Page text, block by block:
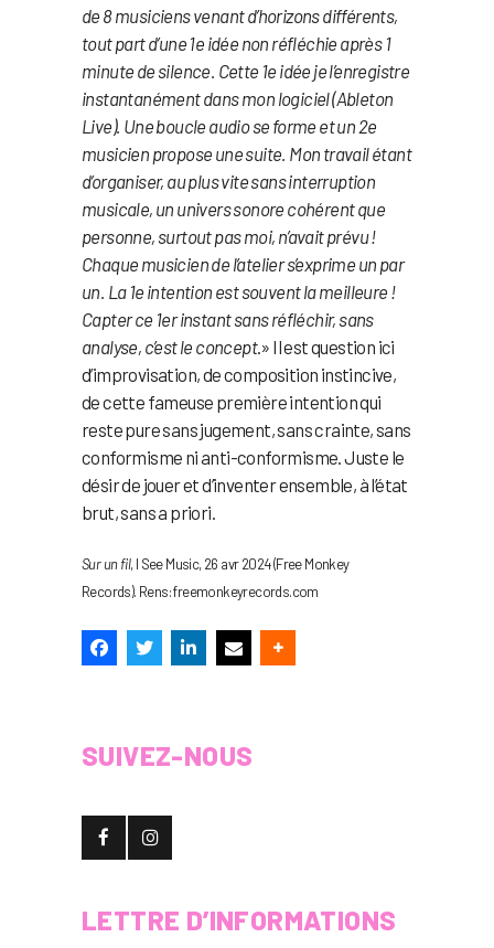
de 8 musiciens venant d’horizons différents,
tout part d’une 1e idée non réfléchie après 1
minute de silence. Cette 1e idée je l’enregistre
instantanément dans mon logiciel (Ableton
Live). Une boucle audio se forme et un 2e
musicien propose une suite. Mon travail étant
d’organiser, au plus vite sans interruption
musicale, un univers sonore cohérent que
personne, surtout pas moi, n’avait prévu !
Chaque musicien de l’atelier s’exprime un par
un. La 1e intention est souvent la meilleure !
Capter ce 1er instant sans réfléchir, sans
analyse, c’est le concept.» Il est question ici
d’improvisation, de composition instincive,
de cette fameuse première intention qui
reste pure sans jugement, sans crainte, sans
conformisme ni anti-conformisme. Juste le
désir de jouer et d’inventer ensemble, à l’état
brut, sans a priori.
Sur un fil, I See Music, 26 avr 2024 (Free Monkey
Records). Rens: freemonkeyrecords.com
SUIVEZ-NOUS
LETTRE D’INFORMATIONS